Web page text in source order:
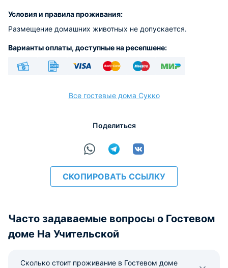
Условия и правила проживания:
Размещение домашних животных не допускается.
Варианты оплаты, доступные на ресепшене:
Все гостевые дома Сукко
Поделиться
СКОПИРОВАТЬ ССЫЛКУ
Часто задаваемые вопросы о Гостевом
доме На Учительской
Сколько стоит проживание в Гостевом доме